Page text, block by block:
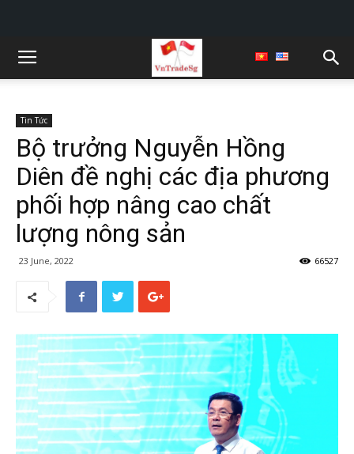
Tin Tức
Bộ trưởng Nguyễn Hồng
Diên đề nghị các địa phương
phối hợp nâng cao chất
lượng nông sản
23 June, 2022 66527